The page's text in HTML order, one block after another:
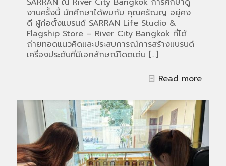
งานครั้งนี้ นักศึกษาได้พบกับ คุณศรัณญ อยู่คง
ดี ผู้ก่อตั้งแบรนด์ SARRAN Life Studio &
Flagship Store – River City Bangkok ที่ได้
ถ่ายทอดแนวคิดและประสบการณ์การสร้างแบรนด์
เครื่องประดับที่มีเอกลักษณ์โดดเด่น […]
Read more